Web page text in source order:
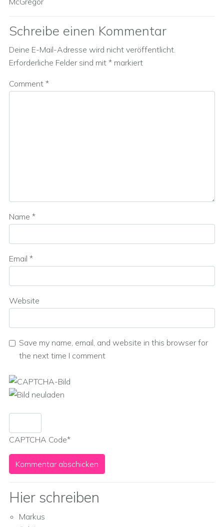
Schreibe einen Kommentar
Deine E-Mail-Adresse wird nicht veröffentlicht.
Erforderliche Felder sind mit * markiert
Comment *
Name *
Email *
Website
Save my name, email, and website in this browser for
the next time I comment
CAPTCHA Code*
Hier schreiben
Markus